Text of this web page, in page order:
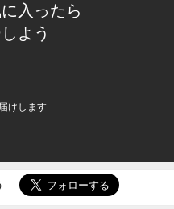
入ったら
よう
けします